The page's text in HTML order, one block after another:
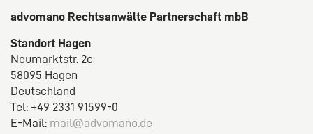
advomano Rechtsanwälte Partnerschaft mbB
Standort Hagen
Neumarktstr. 2c
58095 Hagen
Deutschland
Tel: +49 2331 91599-0
E-Mail: mail@advomano.de